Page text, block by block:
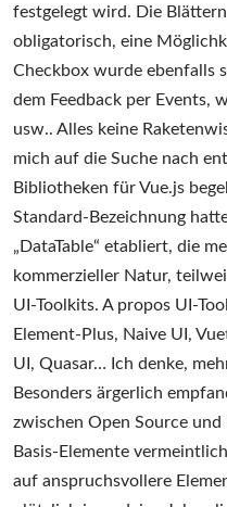
festgelegt wird. Die
obligatorisch, eine
Checkbox wurde ebenfalls
dem Feedback per Events,
usw.. Alles keine
mich auf die Suche nach
Bibliotheken für Vue.js
Standard-Bezeichnung
„DataTable“ etabliert, die
kommerzieller Natur,
UI-Toolkits. A propos UI-
Element-Plus, Naive UI,
UI, Quasar… Ich denke,
Besonders ärgerlich
zwischen Open Source
Basis-Elemente
auf anspruchsvollere